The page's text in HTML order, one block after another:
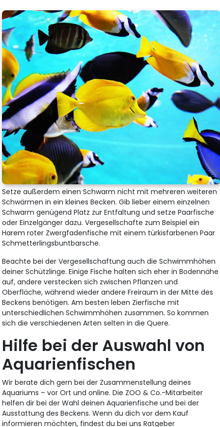
Setze außerdem einen Schwarm nicht mit mehreren weiteren
Schwärmen in ein kleines Becken. Gib lieber einem einzelnen
Schwarm genügend Platz zur Entfaltung und setze Paarfische
oder Einzelgänger dazu. Vergesellschafte zum Beispiel ein
Harem roter Zwergfadenfische mit einem türkisfarbenen Paar
Schmetterlingsbuntbarsche.
Beachte bei der Vergesellschaftung auch die Schwimmhöhen
deiner Schützlinge. Einige Fische halten sich eher in Bodennähe
auf, andere verstecken sich zwischen Pflanzen und
Oberfläche, während wieder andere Freiraum in der Mitte des
Beckens benötigen. Am besten leben Zierfische mit
unterschiedlichen Schwimmhöhen zusammen. So kommen
sich die verschiedenen Arten selten in die Quere.
Hilfe bei der Auswahl von
Aquarienfischen
Wir berate dich gern bei der Zusammenstellung deines
Aquariums – vor Ort und online. Die ZOO & Co.-Mitarbeiter
helfen dir bei der Wahl deinen Aquarienfische und bei der
Ausstattung des Beckens. Wenn du dich vor dem Kauf
informieren möchten, findest du bei uns Ratgeber